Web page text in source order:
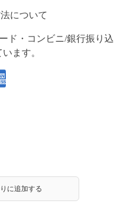
について
ド・コンビニ/銀行振り込
ます。
に追加する